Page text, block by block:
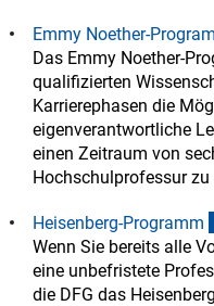
Emmy Noether-Program
Das Emmy Noether-
qualifizierten
Karrierephasen die
eigenverantwortliche
einen Zeitraum von
Hochschulprofessur
Heisenberg-Programm
Wenn Sie bereits alle
eine unbefristete
die DFG das